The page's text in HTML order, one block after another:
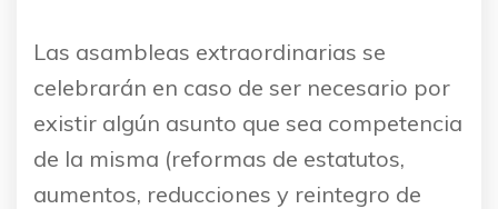
Las asambleas extraordinarias se
celebrarán en caso de ser necesario por
existir algún asunto que sea competencia
de la misma (reformas de estatutos,
aumentos, reducciones y reintegro de